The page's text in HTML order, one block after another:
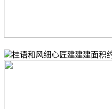
桂语和风细心匠建建建面积